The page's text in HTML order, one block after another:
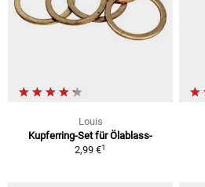
Louis
Kupferring-Set für Ölablass-
2,99 €1